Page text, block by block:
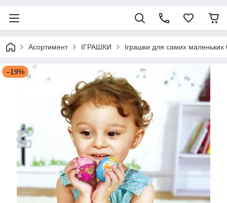
Асортимент ІГРАШКИ Іграшки для самих маленьких
–19%